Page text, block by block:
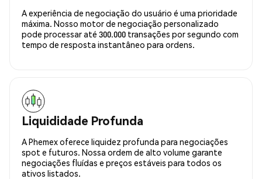
A experiência de negociação do usuário é uma prioridade
máxima. Nosso motor de negociação personalizado
pode processar até 300.000 transações por segundo com
tempo de resposta instantâneo para ordens.
Liquididade Profunda
A Phemex oferece liquidez profunda para negociações
spot e futuros. Nossa ordem de alto volume garante
negociações fluídas e preços estáveis para todos os
ativos listados.